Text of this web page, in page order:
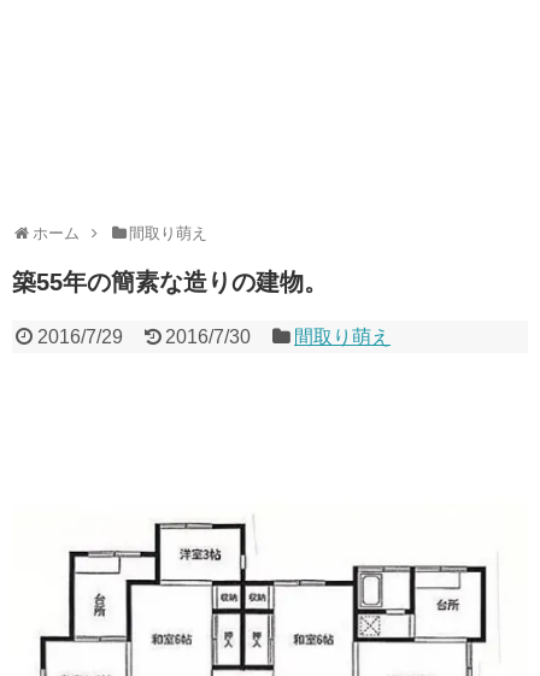
ホーム 間取り萌え
築55年の簡素な造りの建物。
2016/7/29 2016/7/30 間取り萌え